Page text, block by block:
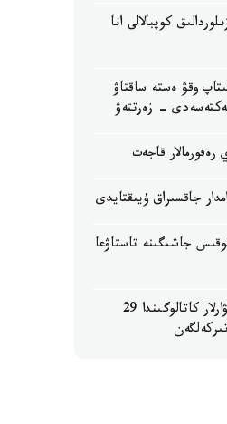
كوپبالالى انا
وقۋ ەستە ساقتاۋ
- زەرتتەۋ
رەفورمالار قاجەت
جاقسىراق ۇيىقتايدى
جاشىگىنە تاستاۋعا
قازاقستاننىڭ ۇلتتىق تاۋارلار كاتالوگىندا 29